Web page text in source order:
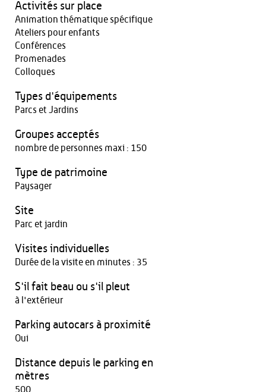
Activités sur place
Animation thématique spécifique
Ateliers pour enfants
Conférences
Promenades
Colloques
Types d'équipements
Parcs et Jardins
Groupes acceptés
nombre de personnes maxi : 150
Type de patrimoine
Paysager
Site
Parc et jardin
Visites individuelles
Durée de la visite en minutes : 35
S'il fait beau ou s'il pleut
à l'extérieur
Parking autocars à proximité
Oui
Distance depuis le parking en
mètres
500